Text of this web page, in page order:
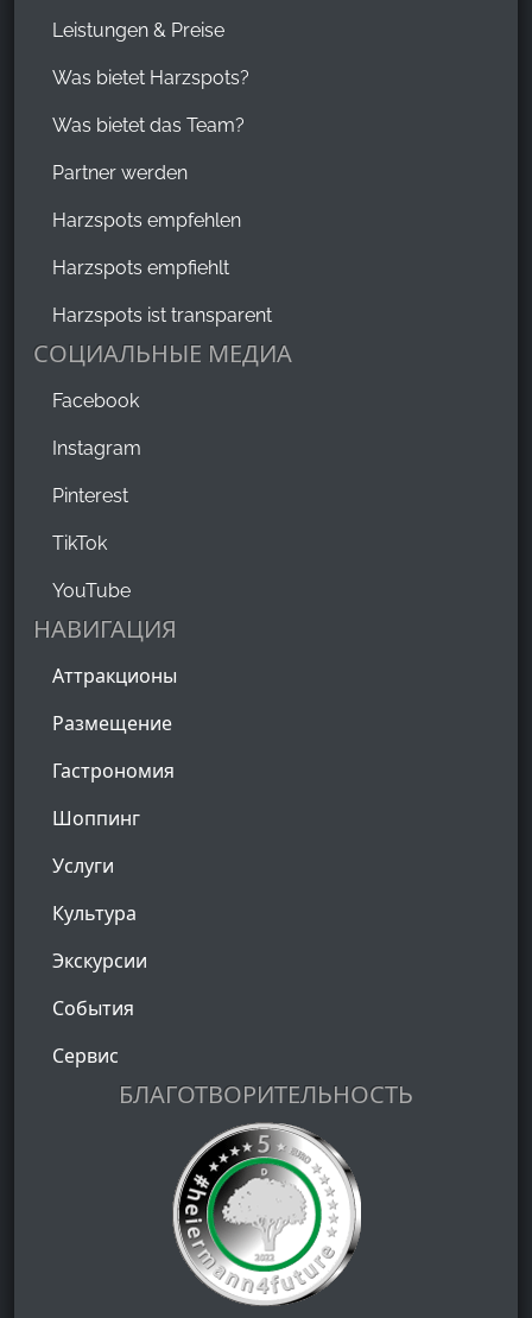
Leistungen & Preise
Was bietet Harzspots?
Was bietet das Team?
Partner werden
Harzspots empfehlen
Harzspots empfiehlt
Harzspots ist transparent
СОЦИАЛЬНЫЕ МЕДИА
Facebook
Instagram
Pinterest
TikTok
YouTube
НАВИГАЦИЯ
Аттракционы
Размещение
Гастрономия
Шоппинг
Услуги
Культура
Экскурсии
События
Сервис
БЛАГОТВОРИТЕЛЬНОСТЬ